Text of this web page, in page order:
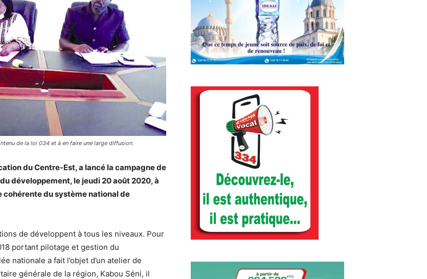
de la loi 034 et à en faire une large diffusion.
du Centre-Est, a lancé la campagne de
développement, le jeudi 20 août 2020, à
cohérente du système national de
de développent à tous les niveaux. Pour
portant pilotage et gestion du
nationale a fait l’objet d’un atelier de
générale de la région, Kabou Séni, il